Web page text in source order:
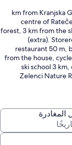
6 km from
centre of
forest, 3 km from the
(extra).
restaurant 50 m,
from the house,
ski school 3
Zelenci Nature
4-room
furnishings: living/
the terrace. 1
kitchen (oven,
kettle, freezer,
المغادرة